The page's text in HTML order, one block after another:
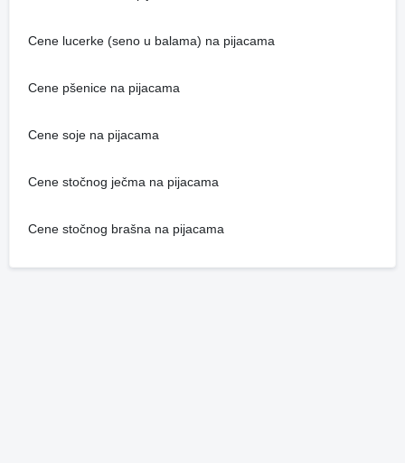
Cene lucerke (seno u balama) na pijacama
Cene pšenice na pijacama
Cene soje na pijacama
Cene stočnog ječma na pijacama
Cene stočnog brašna na pijacama